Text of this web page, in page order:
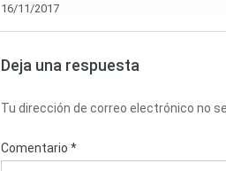
16/11/2017
Deja una respuesta
Tu dirección de correo electrónico no
Comentario *